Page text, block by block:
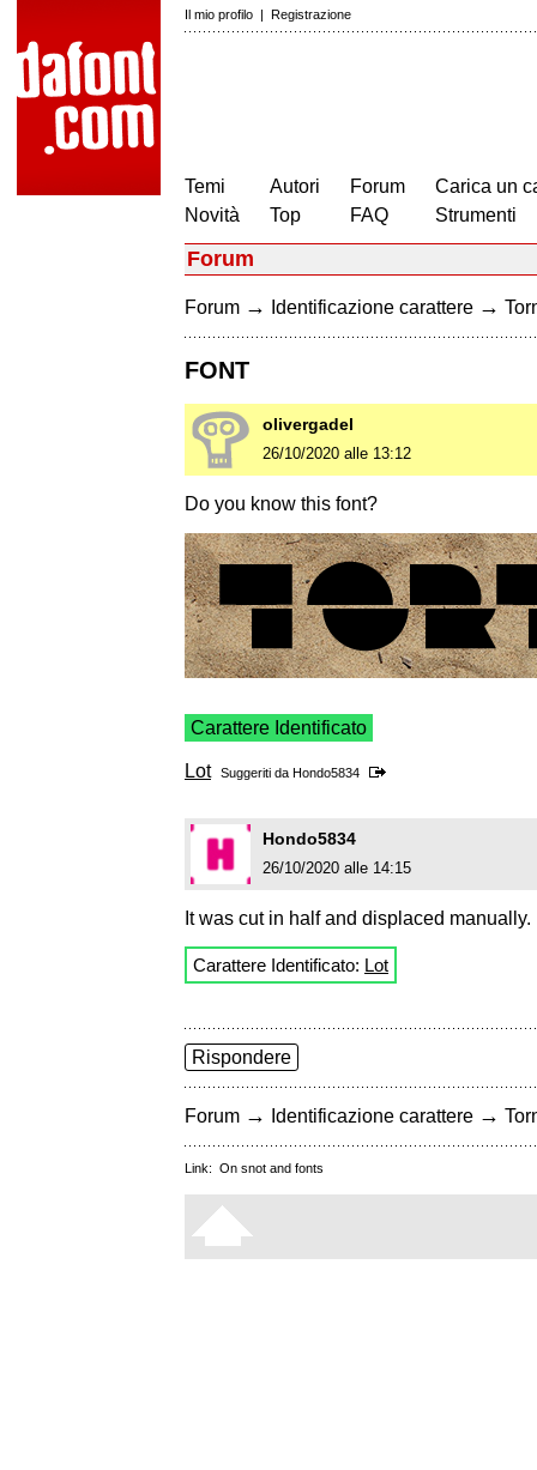
Il mio profilo | Registrazione
Temi
Novità
Autori
Top
Forum
FAQ
Carica un
Strumenti
Forum
Forum → Identificazione carattere →
FONT
olivergadel
26/10/2020 alle 13:12
Do you know this font?
Carattere Identificato
Lot Suggeriti da Hondo5834
Hondo5834
26/10/2020 alle 14:15
It was cut in half and displaced manually.
Carattere Identificato: Lot
Rispondere
Forum → Identificazione carattere →
Link: On snot and fonts